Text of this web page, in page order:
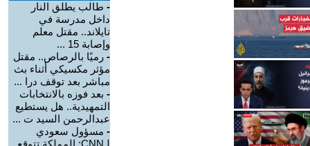
- طالب يطلق النار
داخل مدرسة في
تايلاند.. مقتل معلم
وإصابة 15 ...
- رميًا بالرصاص.. مقتل
مؤثر مكسيكي أثناء بث
مباشر بعد توقف درا ...
- بعد فوزه بالانتخابات
التمهيدية.. هل يستطيع
عبدالرحمن السيد ت ...
- مسؤول سعودي
لـCNN: المملكة تتوقع